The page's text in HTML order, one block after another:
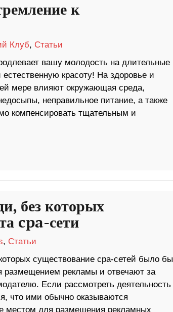
к
Клуб, Статьи
вашу молодость на длительные
красоту! На здоровье и
мере влияют окружающая среда,
неправильное питание, а также
компенсировать тщательным и
без которых
cpa-сети
, Статьи
существование cpa-сетей было бы
рекламы и отвечают за
Если рассмотреть деятельность
что ими обычно оказываются
местом для размещения рекламных